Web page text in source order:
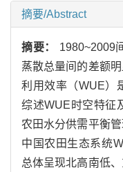
摘要/Abstract
摘要： 1980~2009
蒸散总量间的差额
利用效率（WUE）
综述WUE时空特征
农田水分供需平衡
中国农田生态系统
总体呈现北高南低